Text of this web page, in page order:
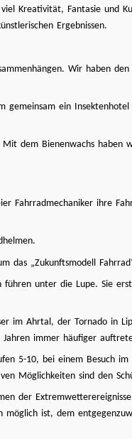
Kreativität, Fantasie und
Ergebnissen.
Wir haben
ein
dem Bienenwachs haben
Fahrradmechaniker ihre
das „Zukunftsmodell
unter die Lupe. Sie
im Ahrtal, der Tornado in
immer häufiger
5-10, bei einem Besuch
Möglichkeiten sind den
der
möglich ist, dem